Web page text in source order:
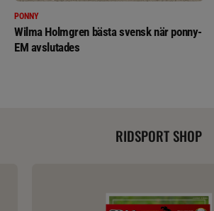
PONNY
Wilma Holmgren bästa svensk när ponny-
EM avslutades
RIDSPORT SHOP